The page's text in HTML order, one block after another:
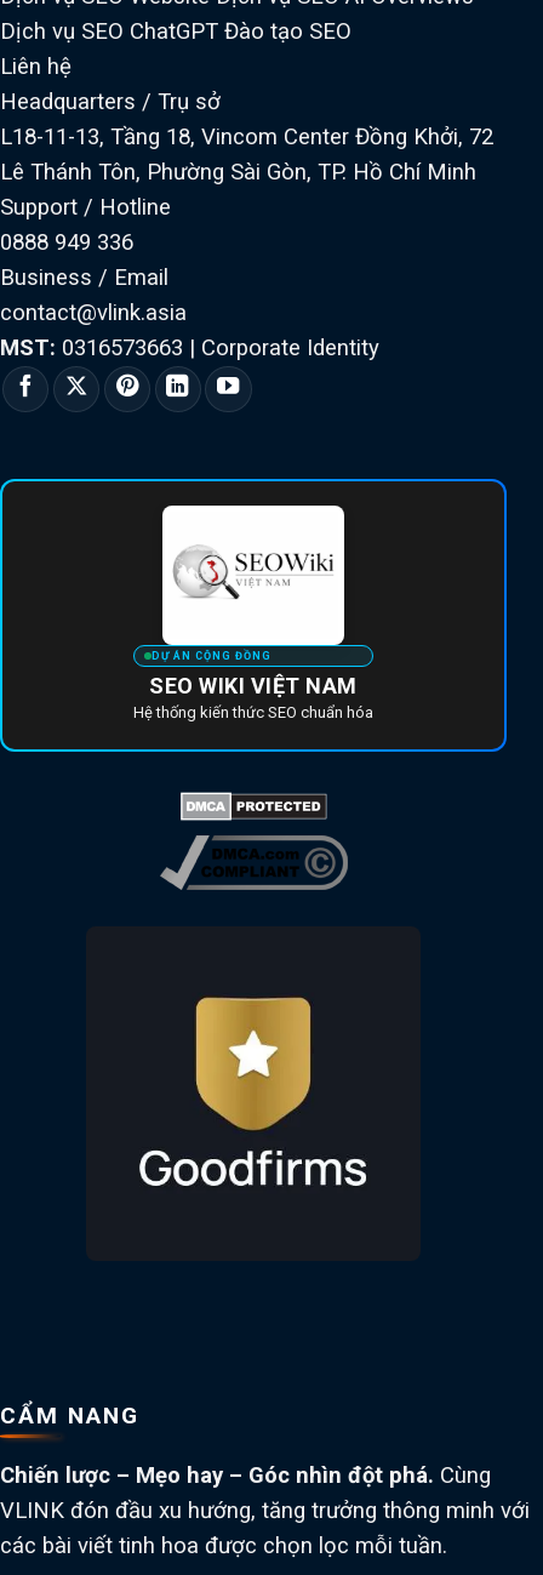
Dịch vụ SEO ChatGPT Đào tạo SEO
Liên hệ
Headquarters / Trụ sở
L18-11-13, Tầng 18, Vincom Center Đồng Khởi, 72
Lê Thánh Tôn, Phường Sài Gòn, TP. Hồ Chí Minh
Support / Hotline
0888 949 336
Business / Email
contact@vlink.asia
MST: 0316573663 | Corporate Identity
DỰ ÁN CỘNG ĐỒNG
SEO WIKI VIỆT NAM
Hệ thống kiến thức SEO chuẩn hóa
CẨM NANG
Chiến lược – Mẹo hay – Góc nhìn đột phá. Cùng
VLINK đón đầu xu hướng, tăng trưởng thông minh với
các bài viết tinh hoa được chọn lọc mỗi tuần.